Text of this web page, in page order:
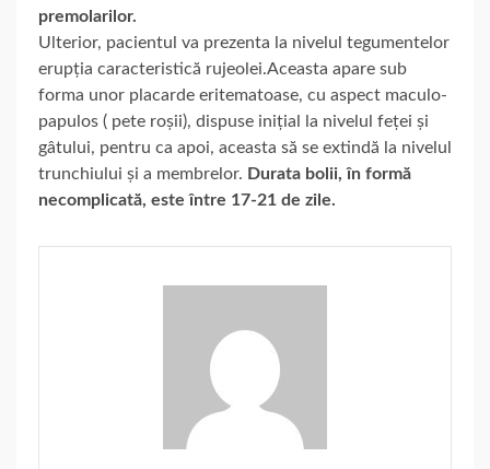
premolarilor.
Ulterior, pacientul va prezenta la nivelul tegumentelor
erupția caracteristică rujeolei.Aceasta apare sub
forma unor placarde eritematoase, cu aspect maculo-
papulos ( pete roșii), dispuse inițial la nivelul feței și
gâtului, pentru ca apoi, aceasta să se extindă la nivelul
trunchiului și a membrelor. Durata bolii, în formă
necomplicată, este între 17-21 de zile.